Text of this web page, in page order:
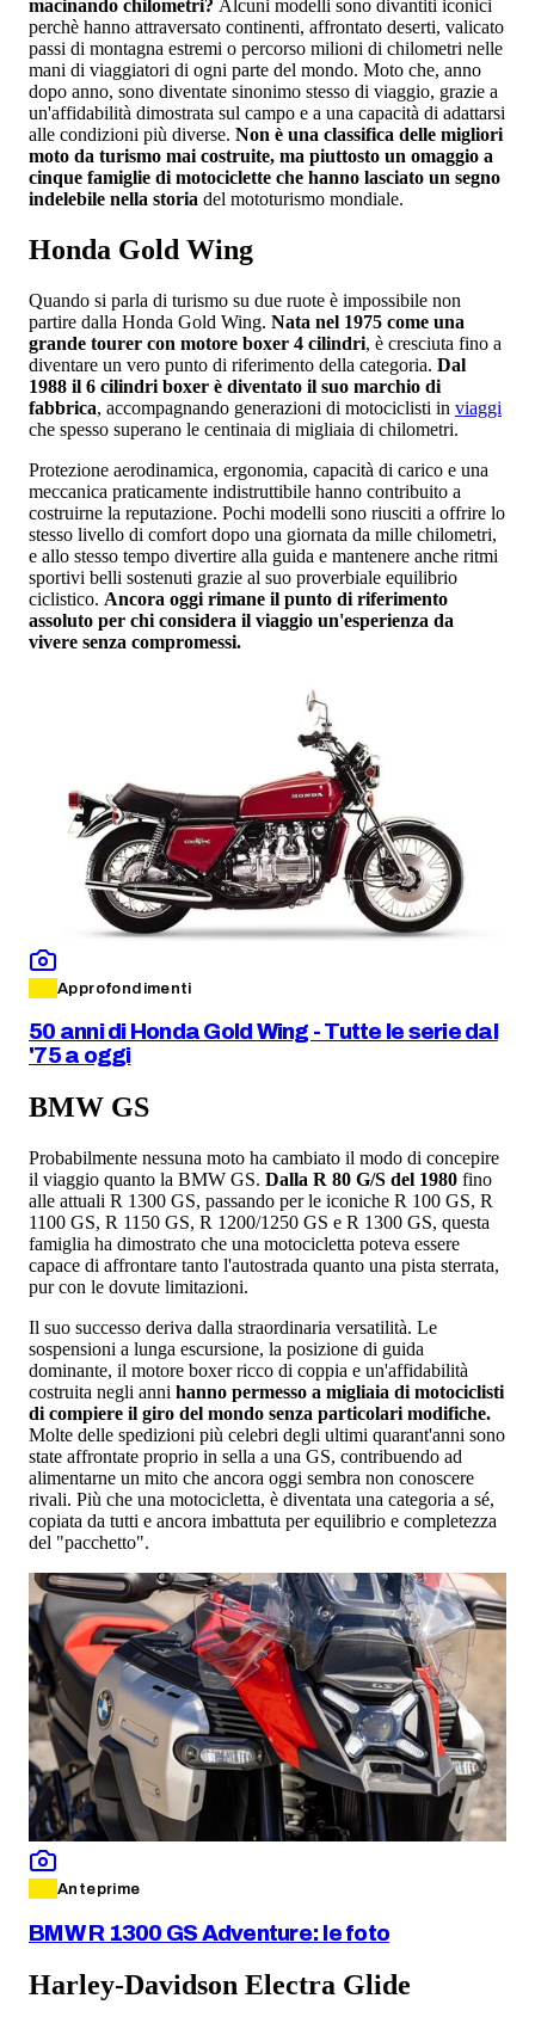
macinando chilometri? Alcuni modelli sono divantiti iconici
perchè hanno attraversato continenti, affrontato deserti, valicato
passi di montagna estremi o percorso milioni di chilometri nelle
mani di viaggiatori di ogni parte del mondo. Moto che, anno
dopo anno, sono diventate sinonimo stesso di viaggio, grazie a
un'affidabilità dimostrata sul campo e a una capacità di adattarsi
alle condizioni più diverse. Non è una classifica delle migliori
moto da turismo mai costruite, ma piuttosto un omaggio a
cinque famiglie di motociclette che hanno lasciato un segno
indelebile nella storia del mototurismo mondiale.
Honda Gold Wing
Quando si parla di turismo su due ruote è impossibile non
partire dalla Honda Gold Wing. Nata nel 1975 come una
grande tourer con motore boxer 4 cilindri, è cresciuta fino a
diventare un vero punto di riferimento della categoria. Dal
1988 il 6 cilindri boxer è diventato il suo marchio di
fabbrica, accompagnando generazioni di motociclisti in viaggi
che spesso superano le centinaia di migliaia di chilometri.
Protezione aerodinamica, ergonomia, capacità di carico e una
meccanica praticamente indistruttibile hanno contribuito a
costruirne la reputazione. Pochi modelli sono riusciti a offrire lo
stesso livello di comfort dopo una giornata da mille chilometri,
e allo stesso tempo divertire alla guida e mantenere anche ritmi
sportivi belli sostenuti grazie al suo proverbiale equilibrio
ciclistico. Ancora oggi rimane il punto di riferimento
assoluto per chi considera il viaggio un'esperienza da
vivere senza compromessi.
Approfondimenti
50 anni di Honda Gold Wing - Tutte le serie dal
'75 a oggi
BMW GS
Probabilmente nessuna moto ha cambiato il modo di concepire
il viaggio quanto la BMW GS. Dalla R 80 G/S del 1980 fino
alle attuali R 1300 GS, passando per le iconiche R 100 GS, R
1100 GS, R 1150 GS, R 1200/1250 GS e R 1300 GS, questa
famiglia ha dimostrato che una motocicletta poteva essere
capace di affrontare tanto l'autostrada quanto una pista sterrata,
pur con le dovute limitazioni.
Il suo successo deriva dalla straordinaria versatilità. Le
sospensioni a lunga escursione, la posizione di guida
dominante, il motore boxer ricco di coppia e un'affidabilità
costruita negli anni hanno permesso a migliaia di motociclisti
di compiere il giro del mondo senza particolari modifiche.
Molte delle spedizioni più celebri degli ultimi quarant'anni sono
state affrontate proprio in sella a una GS, contribuendo ad
alimentarne un mito che ancora oggi sembra non conoscere
rivali. Più che una motocicletta, è diventata una categoria a sé,
copiata da tutti e ancora imbattuta per equilibrio e completezza
del "pacchetto".
Anteprime
BMW R 1300 GS Adventure: le foto
Harley-Davidson Electra Glide